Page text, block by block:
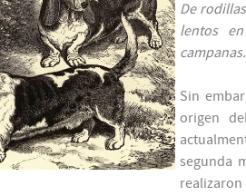
De
lentos
campanas.
Sin
origen
segunda
realizaron